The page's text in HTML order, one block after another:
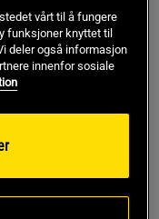
14 dagers angrerett
vårt til å fungere
funksjoner knyttet til
deler også informasjon
innenfor sosiale